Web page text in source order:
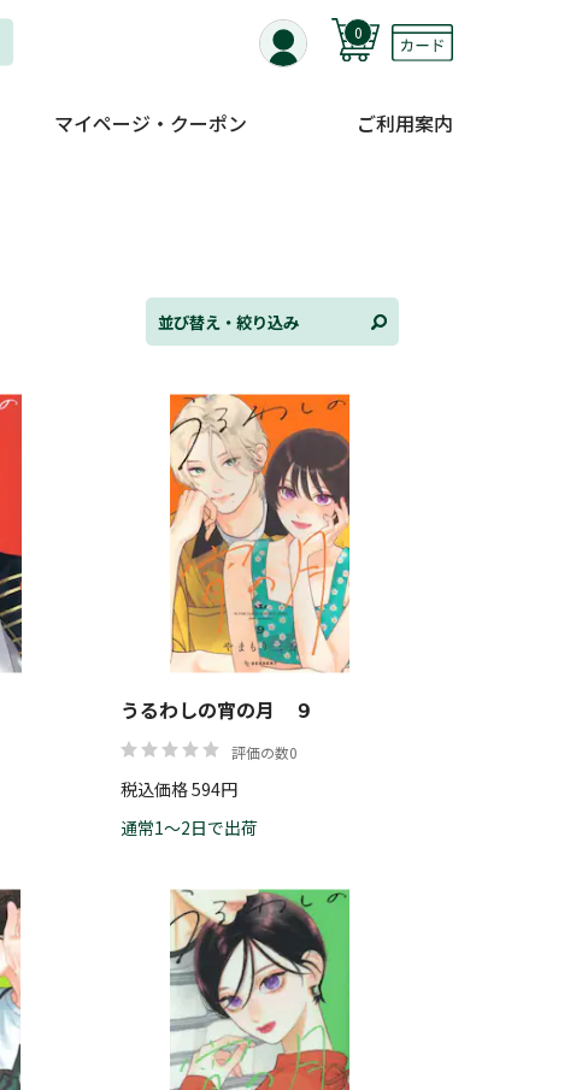
0
マイページ・クーポン ご利用案内
並び替え・絞り込み
並び替え
価格帯
うるわしの宵の月 ９
評価の数0
税込価格 594円
通常1～2日で出荷